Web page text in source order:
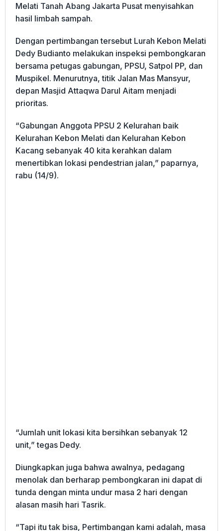
Melati Tanah Abang Jakarta Pusat menyisahkan
hasil limbah sampah.
Dengan pertimbangan tersebut Lurah Kebon Melati
Dedy Budianto melakukan inspeksi pembongkaran
bersama petugas gabungan, PPSU, Satpol PP, dan
Muspikel. Menurutnya, titik Jalan Mas Mansyur,
depan Masjid Attaqwa Darul Aitam menjadi
prioritas.
“Gabungan Anggota PPSU 2 Kelurahan baik
Kelurahan Kebon Melati dan Kelurahan Kebon
Kacang sebanyak 40 kita kerahkan dalam
menertibkan lokasi pendestrian jalan,” paparnya,
rabu (14/9).
“Jumlah unit lokasi kita bersihkan sebanyak 12
unit,” tegas Dedy.
Diungkapkan juga bahwa awalnya, pedagang
menolak dan berharap pembongkaran ini dapat di
tunda dengan minta undur masa 2 hari dengan
alasan masih hari Tasrik.
“Tapi itu tak bisa, Pertimbangan kami adalah, masa